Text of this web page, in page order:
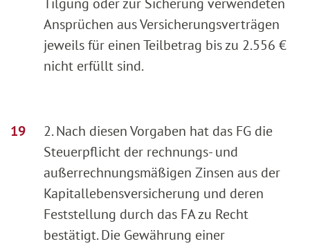
Ansprüchen aus Versicherungsverträgen
jeweils für einen Teilbetrag bis zu 2.556 €
nicht erfüllt sind.
2. Nach diesen Vorgaben hat das FG die
Steuerpflicht der rechnungs- und
außerrechnungsmäßigen Zinsen aus der
Kapitallebensversicherung und deren
Feststellung durch das FA zu Recht
bestätigt. Die Gewährung einer